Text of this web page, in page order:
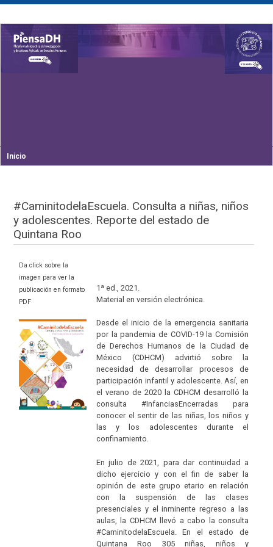
Inicio
#CaminitodelaEscuela. Consulta a niñas, niños
y adolescentes. Reporte del estado de
Quintana Roo
Da click sobre la
imagen para ver la
publicación en formato
PDF
1ª ed., 2021.
Material en versión electrónica.
Desde el inicio de la emergencia sanitaria
por la pandemia de COVID-19 la Comisión
de Derechos Humanos de la Ciudad de
México (CDHCM) advirtió sobre la
necesidad de desarrollar procesos de
participación infantil y adolescente. Así, en
el verano de 2020 la CDHCM desarrolló la
consulta #InfanciasEncerradas para
conocer el sentir de las niñas, los niños y
las y los adolescentes durante el
confinamiento.
En julio de 2021, para dar continuidad a
dicho ejercicio y con el fin de saber la
opinión de este grupo etario en relación
con la suspensión de las clases
presenciales y el inminente regreso a las
aulas, la CDHCM llevó a cabo la consulta
#CaminitodelaEscuela. En el estado de
Quintana Roo 305 niñas, niños y